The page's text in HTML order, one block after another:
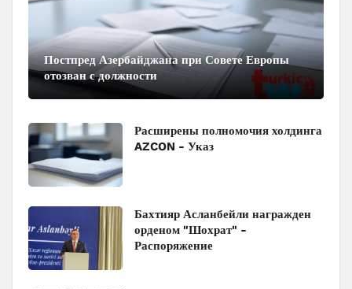
Постпред Азербайджана при Совете Европы
отозван с должности
Расширены полномочия холдинга
AZCON - Указ
Бахтияр Асланбейли награжден
орденом "Шохрат" -
Распоряжение